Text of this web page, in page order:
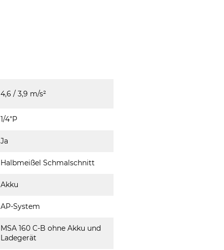
4,6 / 3,9 m/s²
1/4"P
Ja
Halbmeißel Schmalschnitt
Akku
AP-System
MSA 160 C-B ohne Akku und
Ladegerät